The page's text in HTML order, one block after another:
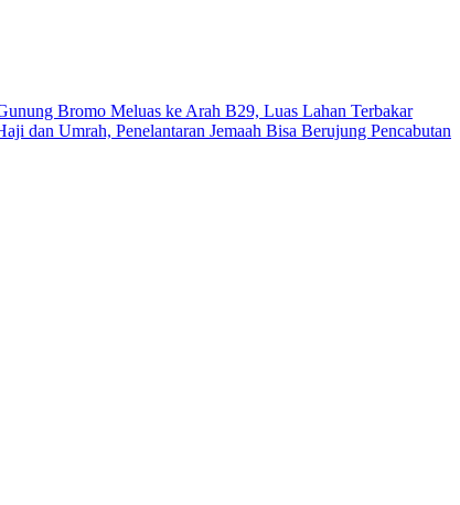
Bromo Meluas ke Arah B29, Luas Lahan Terbakar
dan Umrah, Penelantaran Jemaah Bisa Berujung Pencabutan